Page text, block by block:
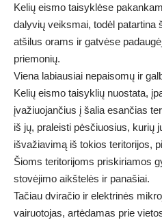
Kelių eismo taisyklėse
dalyvių veiksmai, todėl patartina
atšilus orams ir gatvėse
priemonių.
Viena labiausiai nepaisomų ir
Kelių eismo taisyklių nuostata,
įvažiuojančius į šalia esančias
iš jų, praleisti pėsčiuosius, kurių
išvažiavimą iš tokios teritorijos,
Šioms teritorijoms priskiriamos
stovėjimo aikštelės ir panašiai.
Tačiau dviračio ir elektrinės
vairuotojas, artėdamas prie